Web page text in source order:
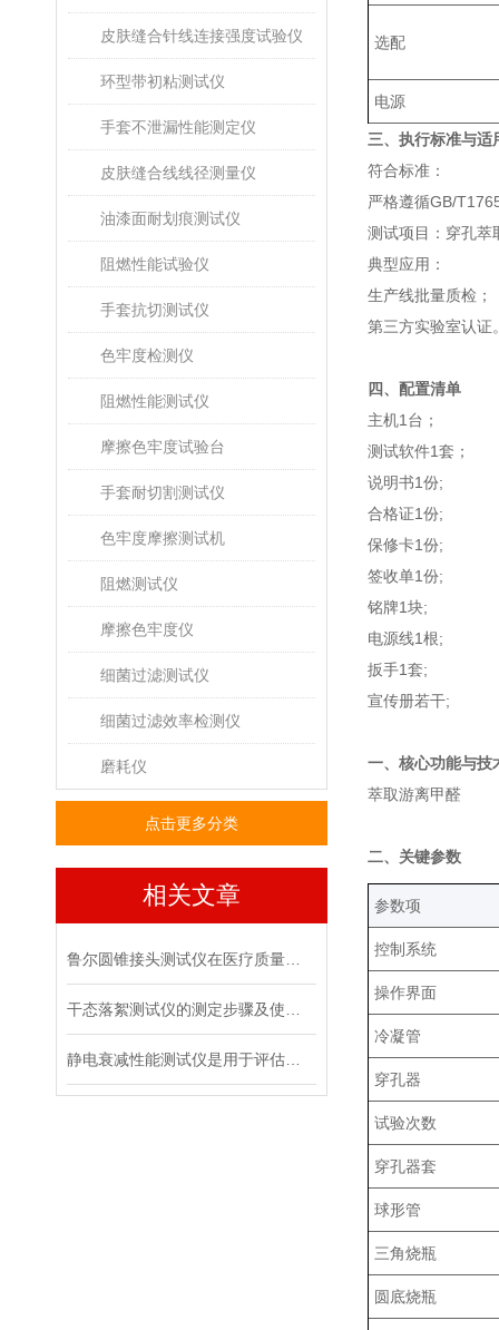
皮肤缝合针线连接强度试验仪
环型带初粘测试仪
手套不泄漏性能测定仪
皮肤缝合线线径测量仪
油漆面耐划痕测试仪
阻燃性能试验仪
手套抗切测试仪
色牢度检测仪
阻燃性能测试仪
摩擦色牢度试验台
手套耐切割测试仪
色牢度摩擦测试机
阻燃测试仪
摩擦色牢度仪
细菌过滤测试仪
细菌过滤效率检测仪
磨耗仪
点击更多分类
相关文章
选配
电源
三、执行标准与适
符合标准：
严格遵循GB/
测试项目：穿孔萃
‌典型应用‌：
生产线批量质检；
第三方实验室认证
四、配置清单
主机1台；
测试软件1套；
说明书1份;
合格证1份;
保修卡1份;
签收单1份;
铭牌1块;
电源线1根;
扳手1套;
宣传册若干;
一、核心功能与技
萃取游离甲醛‌
‌二、关键参数
‌参数项‌
控制系统
操作界面
冷凝管
穿孔器
试验次数
穿孔器套
球形管
三角烧瓶
圆底烧瓶